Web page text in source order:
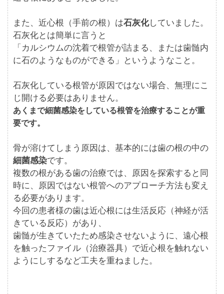
また、近心根（手前の根）は石灰化していました。
石灰化とは簡単に言うと
「 カルシウムの沈着で根管が詰まる、または歯髄内
に石のようなものができる 」というようなこと。
石灰化している根管が原因ではない場合、無理にこ
じ開ける必要はありません。
あくまで細菌感染をしている根管を治療することが重
要です。
骨が溶けてしまう原因は、基本的には歯の根の中の
細菌感染です。
複数の根がある歯の治療では、原因を探索すると同
時に、原因ではない根管へのアプローチ方法も変え
る必要があります。
今回の患者様の歯は近心根には生活反応（神経が活
きている反応）があり、
歯髄が生きていたため感染させないように、遠心根
を触ったファイル（治療器具）で近心根を触れない
ようにしするなど工夫を重ねました。